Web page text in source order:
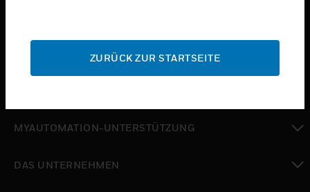
toggle view
toggle view
MYAUTOMATION-UNTERSTÜTZUNG
DAS UNTERNEHMEN
ZURÜCK ZUR STARTSEITE